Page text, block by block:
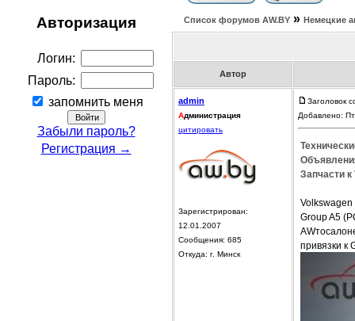
Авторизация
Логин:
Пароль:
запомнить меня
Забыли пароль?
Регистрация →
Список форумов АW.BY » Немецкие
Автор
admin
Администрация
цитировать
Зарегистрирован:
12.01.2007
Сообщения: 685
Откуда: г. Минск
Заголовок
Добавлено:
Запчасти к
Group A5
привязки к